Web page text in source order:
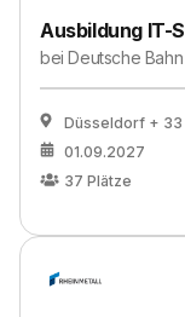
Ausbildung IT-
beiDeutsche Bahn
Düsseldorf +
01.09.2027
37 Plätze